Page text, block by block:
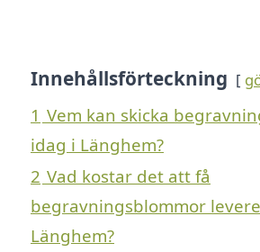
Innehållsförteckning
1 Vem kan skicka
idag i Länghem?
2 Vad kostar det att få
begravningsblommor
Länghem?